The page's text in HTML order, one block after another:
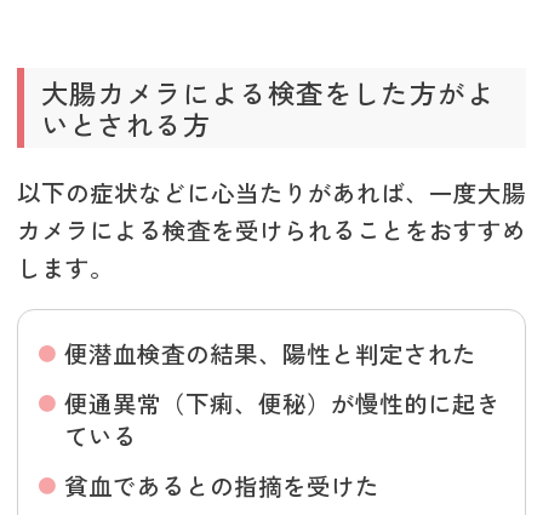
大腸カメラによる検査をした方がよ
いとされる方
以下の症状などに心当たりがあれば、一度大腸
カメラによる検査を受けられることをおすすめ
します。
便潜血検査の結果、陽性と判定された
便通異常（下痢、便秘）が慢性的に起き
ている
貧血であるとの指摘を受けた